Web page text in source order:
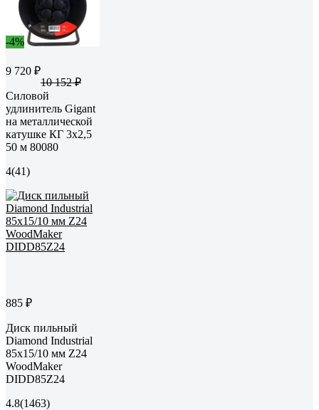
-4%
9 720 ₽
10 152 ₽
Силовой
удлинитель Gigant
на металлической
катушке КГ 3x2,5
50 м 80080
4(41)
885 ₽
Диск пильный
Diamond Industrial
85x15/10 мм Z24
WoodMaker
DIDD85Z24
4.8(1463)